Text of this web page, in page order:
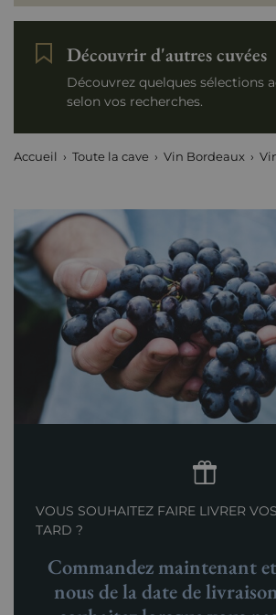
Découvrir d'autres cuvées
Découvrez quelques sélections
selon vos recherches.
Accueil Toute la cave Vin Bordeaux
VOUS SOUHAITEZ FAIRE LIVRER
TARD ?
Commandez maintenant
nous de la date de